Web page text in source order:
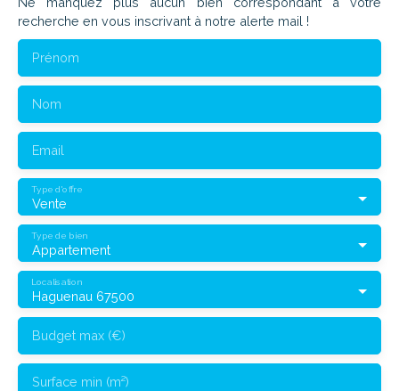
recherche en vous inscrivant à notre alerte mail !
Prénom
Nom
Email
Vente
Type d'offre
Appartement
Type de bien
Haguenau 67500
Localisation
Budget max (€)
Surface min (m²)